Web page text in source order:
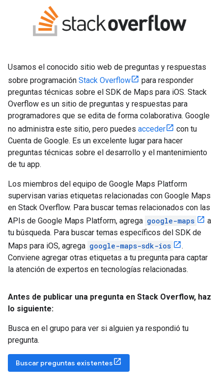
Usamos el conocido sitio web de preguntas y respuestas
sobre programación Stack Overflow
para responder
preguntas técnicas sobre el SDK de Maps para iOS. Stack
Overflow es un sitio de preguntas y respuestas para
programadores que se edita de forma colaborativa. Google
no administra este sitio, pero puedes acceder
con tu
Cuenta de Google. Es un excelente lugar para hacer
preguntas técnicas sobre el desarrollo y el mantenimiento
de tu app.
Los miembros del equipo de Google Maps Platform
supervisan varias etiquetas relacionadas con Google Maps
en Stack Overflow. Para buscar temas relacionados con las
APIs de Google Maps Platform, agrega google-maps
a
tu búsqueda. Para buscar temas específicos del SDK de
Maps para iOS, agrega google-maps-sdk-ios
.
Conviene agregar otras etiquetas a tu pregunta para captar
la atención de expertos en tecnologías relacionadas.
Antes de publicar una pregunta en Stack Overflow, haz
lo siguiente:
Busca en el grupo para ver si alguien ya respondió tu
pregunta.
Buscar preguntas existentes